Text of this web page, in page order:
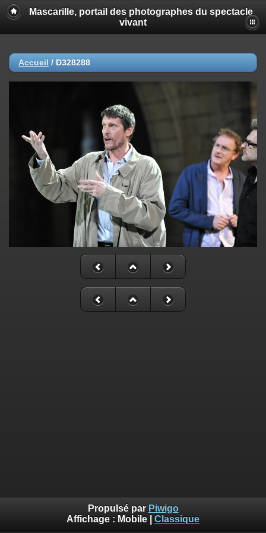
Mascarille, portail des photographes du spectacle
vivant
Accueil / D328288
Propulsé par Piwigo
Affichage : Mobile Classique